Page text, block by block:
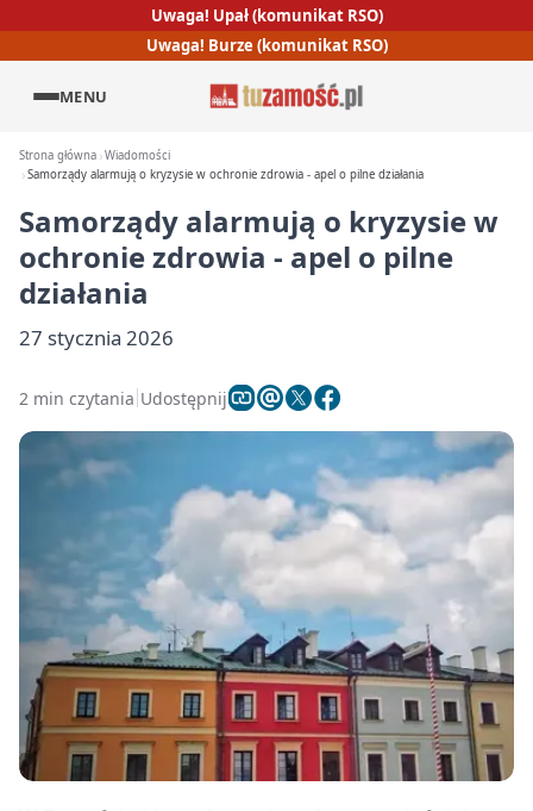
Uwaga! Upał (komunikat RSO)
Uwaga! Burze (komunikat RSO)
MENU
Strona główna Wiadomości
Samorządy alarmują o kryzysie w ochronie zdrowia - apel o pilne działania
Samorządy alarmują o kryzysie w
ochronie zdrowia - apel o pilne
działania
27 stycznia 2026
2 min czytania Udostępnij